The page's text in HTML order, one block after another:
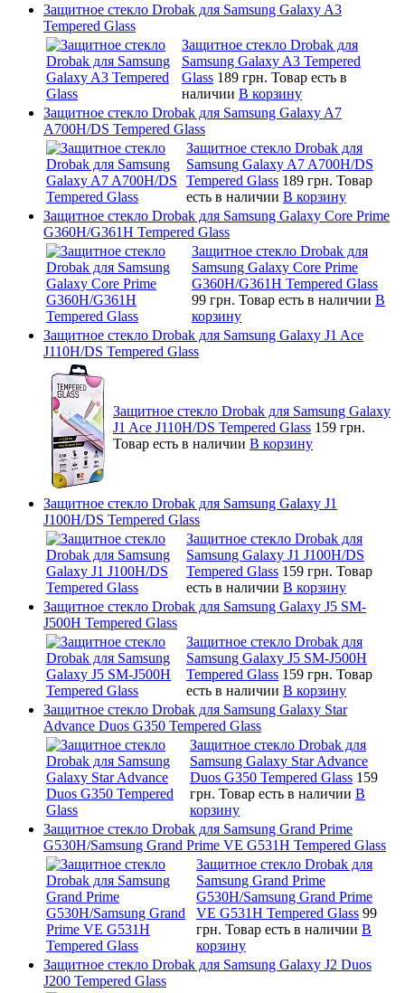
Защитное стекло Drobak для Samsung Galaxy A3
Tempered Glass
Защитное стекло Drobak для
Samsung Galaxy A3 Tempered
Glass 189 грн. Товар есть в
наличии В корзину
Защитное стекло Drobak для Samsung Galaxy A7
A700H/DS Tempered Glass
Защитное стекло Drobak для
Samsung Galaxy A7 A700H/DS
Tempered Glass 189 грн. Товар
есть в наличии В корзину
Защитное стекло Drobak для Samsung Galaxy Core Prime
G360H/G361H Tempered Glass
Защитное стекло Drobak для
Samsung Galaxy Core Prime
G360H/G361H Tempered Glass
99 грн. Товар есть в наличии В
корзину
Защитное стекло Drobak для Samsung Galaxy J1 Ace
J110H/DS Tempered Glass
Защитное стекло Drobak для Samsung Galaxy
J1 Ace J110H/DS Tempered Glass 159 грн.
Товар есть в наличии В корзину
Защитное стекло Drobak для Samsung Galaxy J1
J100H/DS Tempered Glass
Защитное стекло Drobak для
Samsung Galaxy J1 J100H/DS
Tempered Glass 159 грн. Товар
есть в наличии В корзину
Защитное стекло Drobak для Samsung Galaxy J5 SM-
J500H Tempered Glass
Защитное стекло Drobak для
Samsung Galaxy J5 SM-J500H
Tempered Glass 159 грн. Товар
есть в наличии В корзину
Защитное стекло Drobak для Samsung Galaxy Star
Advance Duos G350 Tempered Glass
Защитное стекло Drobak для
Samsung Galaxy Star Advance
Duos G350 Tempered Glass 159
грн. Товар есть в наличии В
корзину
Защитное стекло Drobak для Samsung Grand Prime
G530H/Samsung Grand Prime VE G531H Tempered Glass
Защитное стекло Drobak для
Samsung Grand Prime
G530H/Samsung Grand Prime
VE G531H Tempered Glass 99
грн. Товар есть в наличии В
корзину
Защитное стекло Drobak для Samsung Galaxy J2 Duos
J200 Tempered Glass